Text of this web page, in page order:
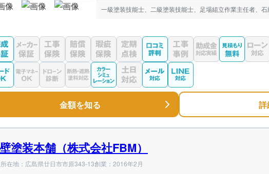
一級塗装技能士、二級塗装技能士、足場組立作業主任者、
金額を知る 詳
塗装本舗（株式会社FBM）
在地：広島県廿日市市原343-13創業：2016年2月